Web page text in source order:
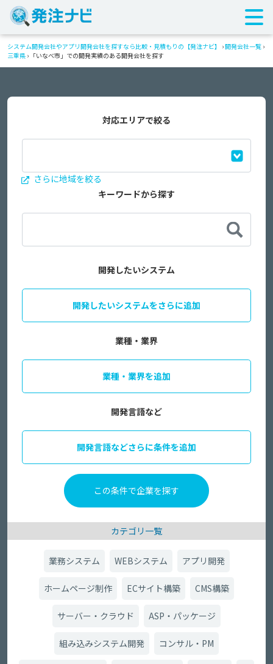
システム開発会社やアプリ開発会社を探すなら比較・見積もりの【発注ナビ】 ›開発会社一覧 ›
三重県 › 「いなべ市」での開発実績のある開発会社を探す
対応エリアで絞る
さらに地域を絞る
キーワードから探す
開発したいシステム
開発したいシステムをさらに追加
業種・業界
業種・業界を追加
開発言語など
開発言語などさらに条件を追加
カテゴリ一覧
業務システム WEBシステム アプリ開発
ホームページ制作 ECサイト構築 CMS構築
サーバー・クラウド ASP・パッケージ
組み込みシステム開発 コンサル・PM